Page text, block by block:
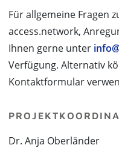
Für allgemeine Fragen
access.network,
Ihnen gerne unter
Verfügung. Alternativ
Kontaktformular
Dr. Anja Oberländer